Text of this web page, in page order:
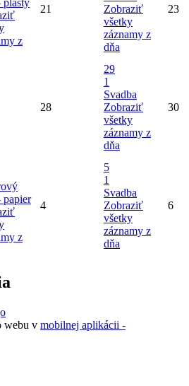
plasty
z
21
Zobraziť
všetky
záznamy z
dňa
23
28
29
1
Svadba
Zobraziť
všetky
záznamy z
dňa
30
papier
z
4
5
1
Svadba
Zobraziť
všetky
záznamy z
dňa
6
webu v mobilnej aplikácii -